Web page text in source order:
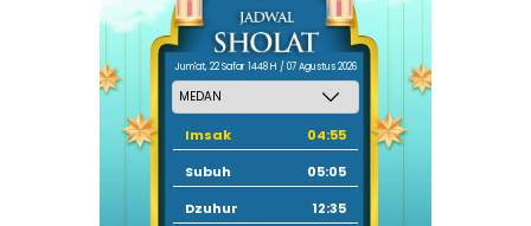
Jum'at, 22 Safar 1448 H / 07 Agustus 2026
Imsak
04:55
Subuh
05:05
Dzuhur
12:35